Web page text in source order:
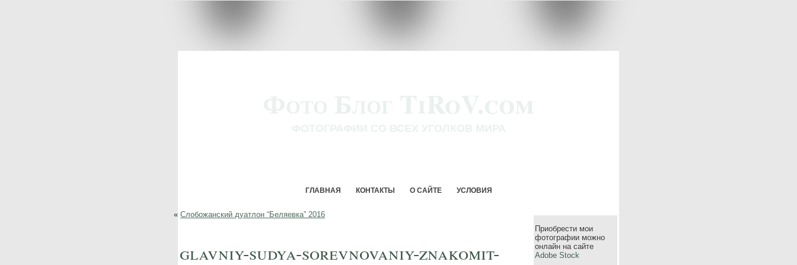
ГЛАВНАЯ КОНТАКТЫ О САЙТЕ УСЛОВИЯ
« Слобожанский дуатлон “Беляевка” 2016
glavniy-sudya-sorevnovaniy-znakomit-
Приобрести мои
фотографии можно
онлайн на сайте
Adobe Stock